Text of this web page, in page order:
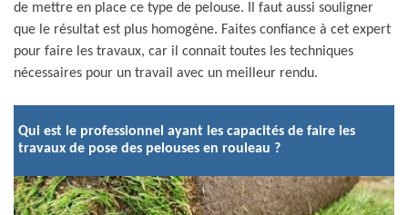
de mettre en place ce type de pelouse. Il faut aussi souligner
que le résultat est plus homogène. Faites confiance à cet expert
pour faire les travaux, car il connait toutes les techniques
nécessaires pour un travail avec un meilleur rendu.
Qui est le professionnel ayant les capacités de faire les
travaux de pose des pelouses en rouleau ?